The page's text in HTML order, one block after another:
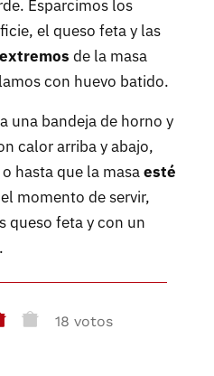
Esparcimos los
el queso feta y las
de la masa
con huevo batido.
una bandeja de horno y
calor arriba y abajo,
hasta que la masaesté
momento de servir,
queso feta y con un
18 votos